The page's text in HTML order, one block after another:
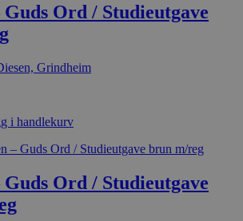
Ord / Studieutgave
Grindheim
i handlekurv
Ord / Studieutgave